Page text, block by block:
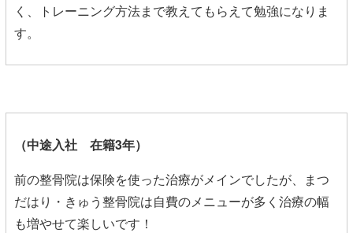
く、トレーニング方法まで教えてもらえて勉強になりま
す。
（中途入社 在籍3年）
前の整骨院は保険を使った治療がメインでしたが、まつ
だはり・きゅう整骨院は自費のメニューが多く治療の幅
も増やせて楽しいです！